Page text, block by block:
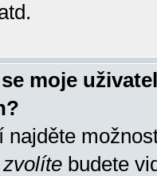
moje
najděte
zvolíte budete